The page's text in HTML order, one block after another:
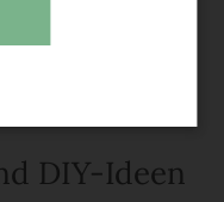
DIY-Ideen